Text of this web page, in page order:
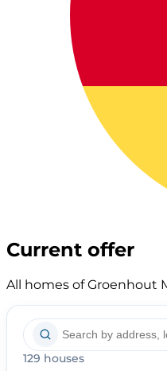
Current offer
All homes of Groenhout
129 houses